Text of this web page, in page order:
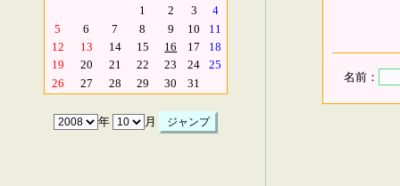
1
2 3
4
5
6 7 8 9 10
11
12
13 14 15 16 17
18
19
20 21 22 23 24
25
26
27 28 29 30 31
年 月
名前：